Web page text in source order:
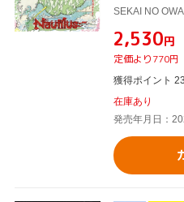
SEKAI NO
¥2,530円
定価より770円
獲得ポイント
在庫あり
発売年月日：